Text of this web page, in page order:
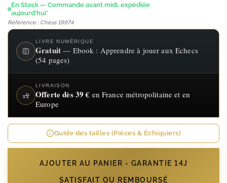
En Stock — Commande avant midi, expédiée
aujourd'hui*
Référence : Chess 19974
LIVRE NUMÉRIQUE
Gratuit — Ebook : Apprendre à jouer aux Echecs
(54 pages)
LIVRAISON
Offerte dès 39 € en France métropolitaine et en
Europe
Guide des tailles (Pièces & Échiquiers)
AJOUTER AU PANIER - GARANTIE 14J
SATISFAIT OU REMBOURSÉ